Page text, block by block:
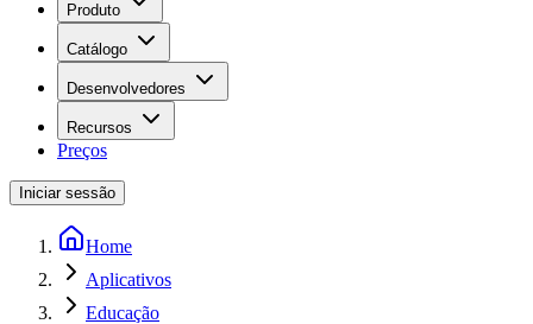
Produto
Catálogo
Desenvolvedores
Recursos
Preços
Iniciar sessão
Home
Aplicativos
Educação